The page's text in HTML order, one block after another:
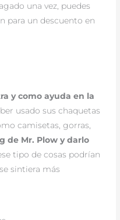
una vez, puedes
para un descuento en
y como ayuda en la
usado sus chaquetas
camisetas, gorras,
de Mr. Plow y darlo
ese tipo de cosas podrían
sintiera más